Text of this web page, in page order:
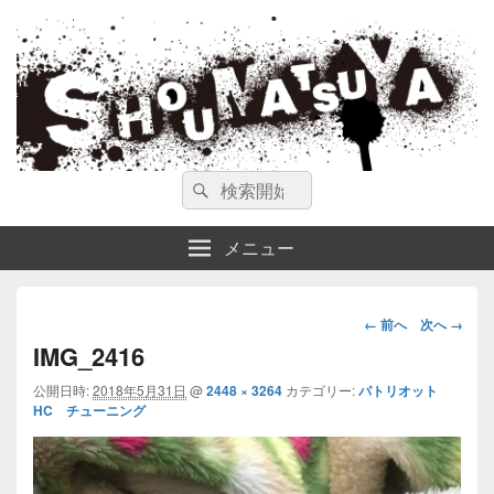
ガンスミス 庄松屋
庄松屋は様々なガンスミスを 製作途中や動画を交えて公開しています。
検
索
対
象:
検
索
メニュー
画
ビ
ー
シ
← 前へ 次へ →
IMG_2416
公開日時:2018年5月31日 @2448 × 3264 カテゴリー:パトリオット
HC チューニング